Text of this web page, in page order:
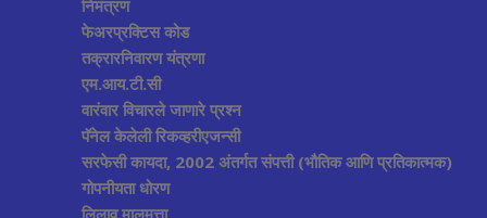
निमंत्रण
फेअरप्रक्टिस कोड
तक्रारनिवारण यंत्रणा
एम.आय.टी.सी
वारंवार विचारले जाणारे प्रश्न
पॅनेल केलेली रिकव्हरीएजन्सी
सरफेसी कायदा, 2002 अंतर्गत संपत्ती (भौतिक आणि प्रतिकात्मक)
गोपनीयता धोरण
लिलाव मालमत्ता